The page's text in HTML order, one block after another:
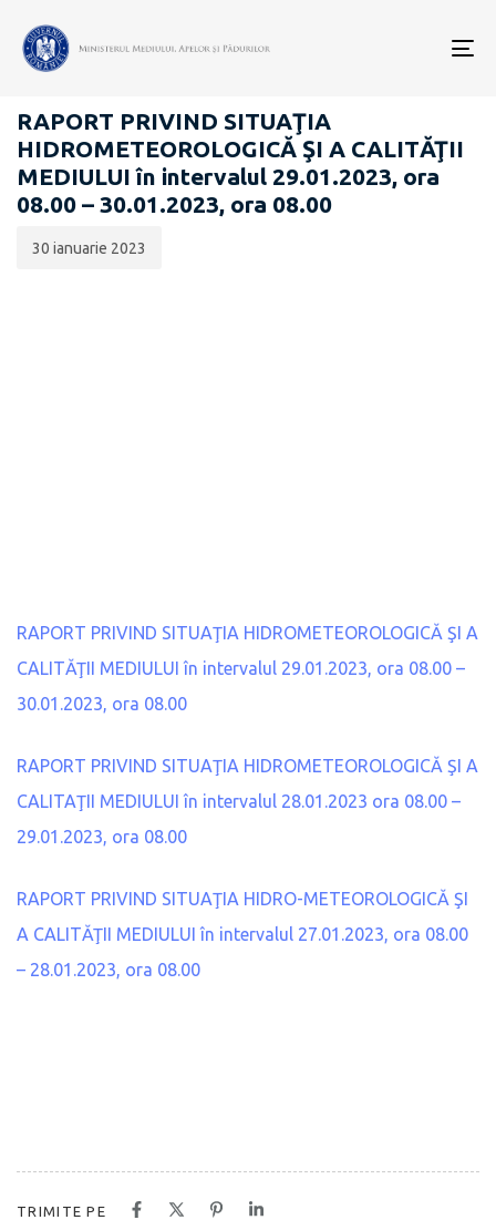
RAPOARTE ZILNICE STAREA MEDIULUI
RAPORT PRIVIND SITUAŢIA
HIDROMETEOROLOGICĂ ŞI A CALITĂŢII
MEDIULUI în intervalul 29.01.2023, ora
08.00 – 30.01.2023, ora 08.00
publicării:
30 ianuarie 2023
RAPORT PRIVIND SITUAŢIA HIDROMETEOROLOGICĂ ŞI A
CALITĂŢII MEDIULUI în intervalul 29.01.2023, ora 08.00 –
30.01.2023, ora 08.00
RAPORT PRIVIND SITUAŢIA HIDROMETEOROLOGICĂ ŞI A
CALITAŢII MEDIULUI în intervalul 28.01.2023 ora 08.00 –
29.01.2023, ora 08.00
RAPORT PRIVIND SITUAŢIA HIDRO-METEOROLOGICĂ ŞI
A CALITĂŢII MEDIULUI în intervalul 27.01.2023, ora 08.00
– 28.01.2023, ora 08.00
TRIMITE PE